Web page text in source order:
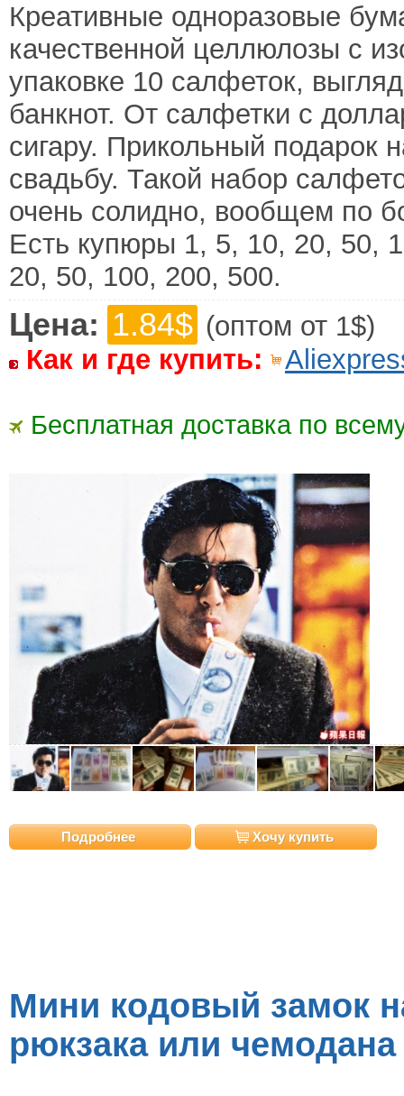
Креативные одноразовые
качественной целлюлозы с
упаковке 10 салфеток,
банкнот. От салфетки с
сигару. Прикольный
свадьбу. Такой набор
очень солидно, вообщем по
Есть купюры 1, 5, 10, 20, 50,
20, 50, 100, 200, 500.
Цена: 1.84$ (оптом от 1$)
Как и где купить:
Бесплатная доставка по
Подробнее Хочу купить
Мини кодовый замок
рюкзака или чемодана